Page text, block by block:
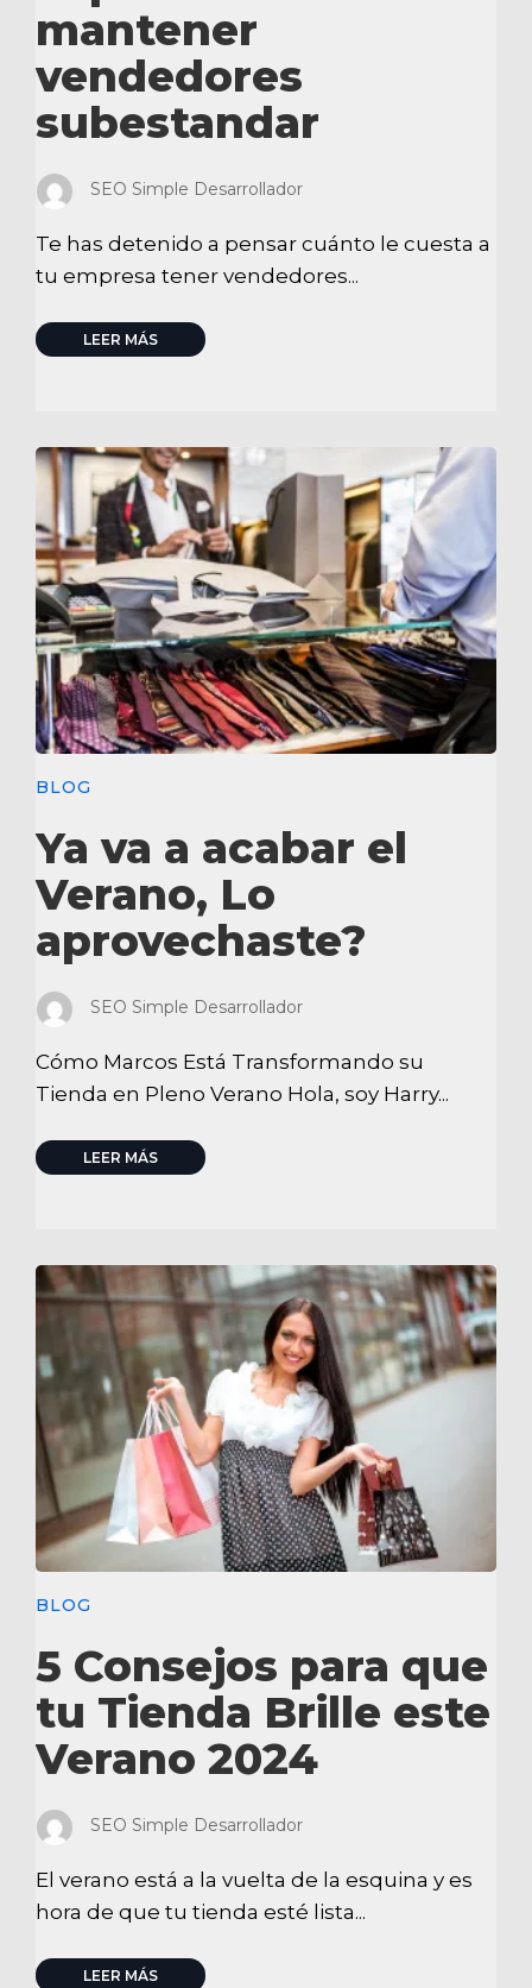
mantener
vendedores
subestandar
SEO Simple Desarrollador
Te has detenido a pensar cuánto le cuesta a
tu empresa tener vendedores...
LEER MÁS
BLOG
Ya va a acabar el
Verano, Lo
aprovechaste?
SEO Simple Desarrollador
Cómo Marcos Está Transformando su
Tienda en Pleno Verano Hola, soy Harry...
LEER MÁS
BLOG
5 Consejos para que
tu Tienda Brille este
Verano 2024
SEO Simple Desarrollador
El verano está a la vuelta de la esquina y es
hora de que tu tienda esté lista...
LEER MÁS